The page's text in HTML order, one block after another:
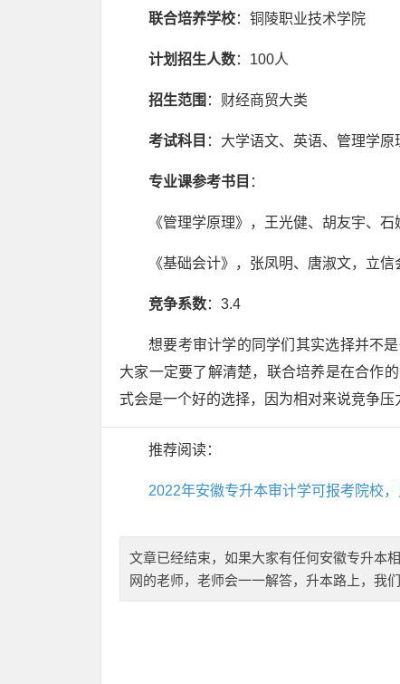
联合培养学校：铜陵职业技术学院
计划招生人数：100人
招生范围 ：财经商贸大类
考试科目 ：大学语文、英语、管理学原
专业课参考书目 ：
《管理学原理》，王光健、胡友宇、
《基础会计》，张凤明、唐淑文，立
竞争系数：3.4
想要考审计学的同学们其实选择并不
大家一定要了解清楚，联合培养是在合作
式会是一个好的选择，因为相对来说竞争压
推荐阅读：
2022年安徽专升本审计学可报考院校
文章已经结束，如果大家有任何安徽专升本
网的老师，老师会一一解答，升本路上，我